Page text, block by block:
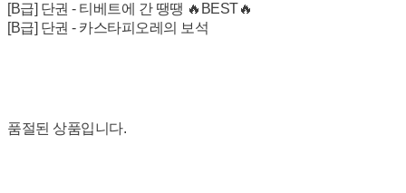
[B급] 단권 - 티베트에 간 땡땡 🔥BEST🔥
[B급] 단권 - 카스타피오레의 보석
품절된 상품입니다.